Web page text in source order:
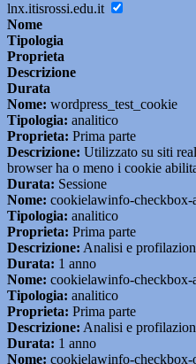
lnx.itisrossi.edu.it
Nome
Tipologia
Proprieta
Descrizione
Durata
Nome: wordpress_test_cookie
Tipologia: analitico
Proprieta: Prima parte
Descrizione: Utilizzato su siti
browser ha o meno i cookie
Durata: Sessione
Nome: cookielawinfo-checkbox-
Tipologia: analitico
Proprieta: Prima parte
Descrizione: Analisi e
Durata: 1 anno
Nome: cookielawinfo-checkbox-
Tipologia: analitico
Proprieta: Prima parte
Descrizione: Analisi e
Durata: 1 anno
Nome: cookielawinfo-checkbox-